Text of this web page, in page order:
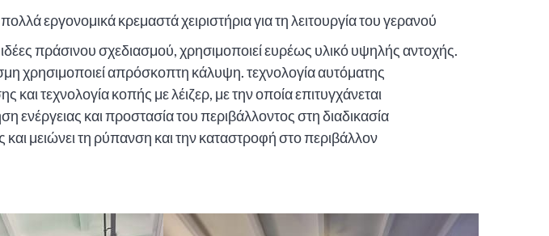
εργονομικά κρεμαστά χειριστήρια για τη λειτουργία του γερανού
πράσινου σχεδιασμού, χρησιμοποιεί ευρέως υλικό υψηλής αντοχής.
χρησιμοποιεί απρόσκοπτη κάλυψη. τεχνολογία αυτόματης
και τεχνολογία κοπής με λέιζερ, με την οποία επιτυγχάνεται
ενέργειας και προστασία του περιβάλλοντος στη διαδικασία
μειώνει τη ρύπανση και την καταστροφή στο περιβάλλον